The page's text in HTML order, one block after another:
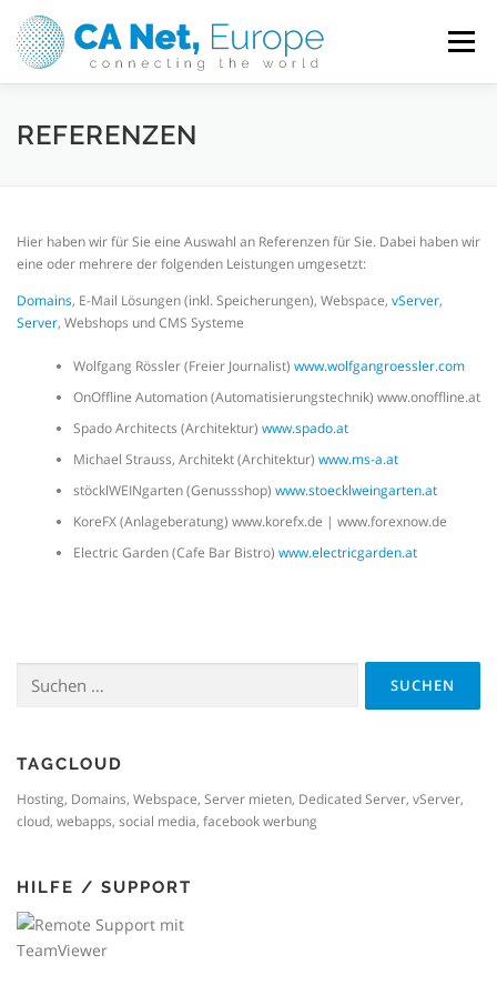
zum
Inhalt
Menü
HOME HOSTING, DOMAINS & SERVER
IMPRESSUM / DATENSCHUTZ
REFERENZEN
Hier haben wir für Sie eine Auswahl an Referenzen für Sie. Dabei haben wir
eine oder mehrere der folgenden Leistungen umgesetzt:
Domains, E-Mail Lösungen (inkl. Speicherungen), Webspace, vServer,
Server, Webshops und CMS Systeme
Wolfgang Rössler (Freier Journalist) www.wolfgangroessler.com
OnOffline Automation (Automatisierungstechnik) www.onoffline.at
Spado Architects (Architektur) www.spado.at
Michael Strauss, Architekt (Architektur) www.ms-a.at
stöcklWEINgarten (Genussshop) www.stoecklweingarten.at
KoreFX (Anlageberatung) www.korefx.de | www.forexnow.de
Electric Garden (Cafe Bar Bistro) www.electricgarden.at
nach:
TAGCLOUD
Hosting, Domains, Webspace, Server mieten, Dedicated Server, vServer,
cloud, webapps, social media, facebook werbung
HILFE / SUPPORT